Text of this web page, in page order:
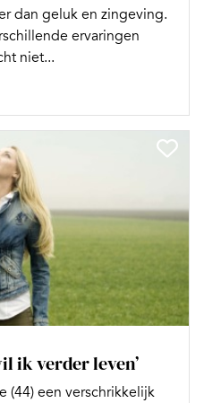
dan geluk en zingeving.
ervaringen
niet...
ik verder leven’
(44) een verschrikkelijk